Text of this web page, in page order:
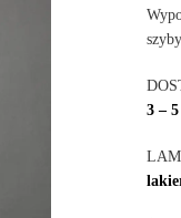
3 –